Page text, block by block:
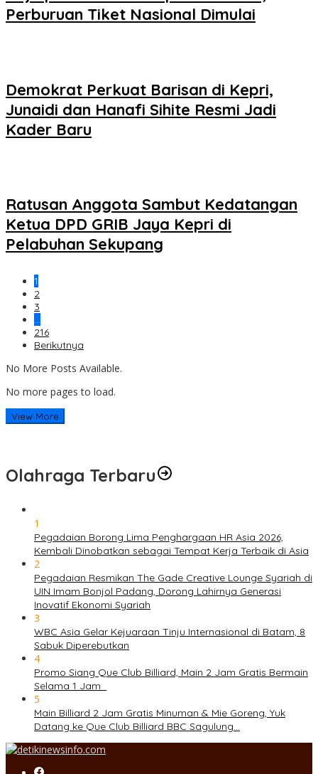
Perburuan Tiket Nasional Dimulai
Demokrat Perkuat Barisan di Kepri,
Junaidi dan Hanafi Sihite Resmi Jadi
Kader Baru
Ratusan Anggota Sambut Kedatangan
Ketua DPD GRIB Jaya Kepri di
Pelabuhan Sekupang
1
2
3
…
216
Berikutnya
No More Posts Available.
No more pages to load.
View More
Olahraga Terbaru
1
Pegadaian Borong Lima Penghargaan HR Asia 2026,
Kembali Dinobatkan sebagai Tempat Kerja Terbaik di Asia
2
Pegadaian Resmikan The Gade Creative Lounge Syariah di
UIN Imam Bonjol Padang, Dorong Lahirnya Generasi
Inovatif Ekonomi Syariah
3
WBC Asia Gelar Kejuaraan Tinju Internasional di Batam, 8
Sabuk Diperebutkan
4
Promo Siang Que Club Billiard, Main 2 Jam Gratis Bermain
Selama 1 Jam
5
Main Billiard 2 Jam Gratis Minuman & Mie Goreng, Yuk
Datang ke Que Club Billiard BBC Sagulung…